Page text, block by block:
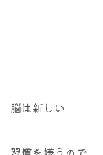
脳は新しい